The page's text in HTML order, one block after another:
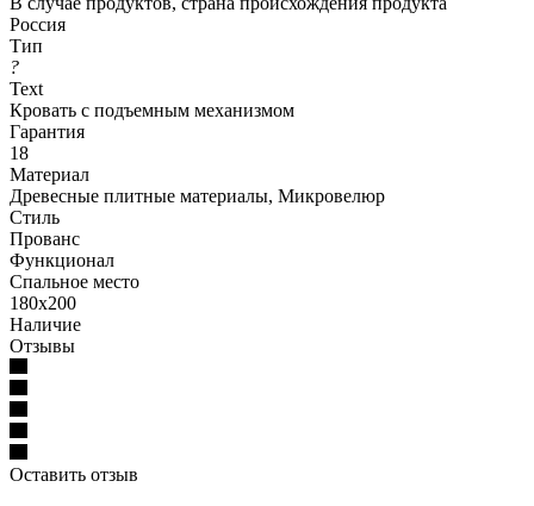
Россия
Тип
?
Text
Кровать с подъемным механизмом
Гарантия
18
Материал
Древесные плитные материалы, Микровелюр
Стиль
Прованс
Функционал
Спальное место
180x200
Наличие
Отзывы
Оставить отзыв